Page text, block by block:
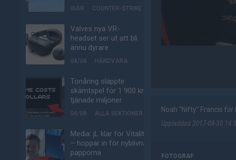
IGÅR COUNTER-STRIKE
Valves nya VR-
headset ser ut att bli
ännu dyrare
04/08 HÅRDVARA
Tonåring släppte
skämtspel för 1 900 kr –
tjänade miljoner
04/08 ALLA SEKTIONER
Media: jL klar för Vitality
– hoppar in för nyblivna
papporna
Noah "Nifty" Francis för
Uppladdad 2017-08-30
FOTOGRAF